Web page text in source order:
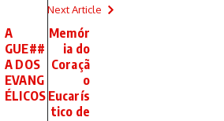
A
GUE##
A DOS
EVANG
ÉLICOS
Next Article
Memór
ia do
Coraçã
o
Eucarís
tico de